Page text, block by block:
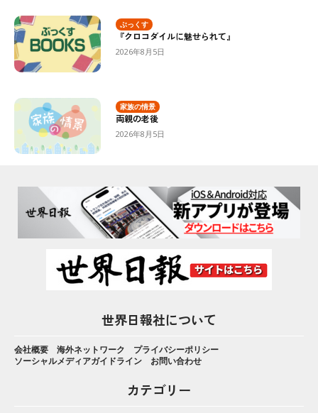
ぶっくす
『クロコダイルに魅せられて』
2026年8月5日
家族の情景
両親の老後
2026年8月5日
世界日報社について
会社概要 海外ネットワーク
プライバシーポリシー
ソーシャルメディアガイドライン
お問い合わせ
カテゴリー